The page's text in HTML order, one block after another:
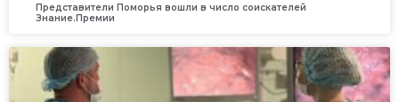
Представители Поморья вошли в число соискателей
Знание.Премии